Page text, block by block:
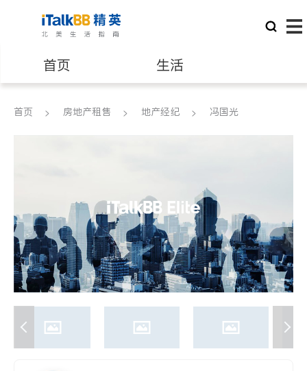
首页 生活
医生 律师
会计师
建筑装修
首页 房地产租售 地产经纪 冯国光